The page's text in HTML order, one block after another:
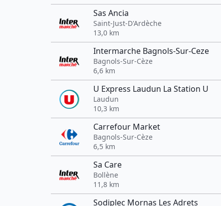
Sas Ancia
Saint-Just-D'Ardèche
13,0 km
Intermarche Bagnols-Sur-Ceze
Bagnols-Sur-Cèze
6,6 km
U Express Laudun La Station U
Laudun
10,3 km
Carrefour Market
Bagnols-Sur-Cèze
6,5 km
Sa Care
Bollène
11,8 km
Sodiplec Mornas Les Adrets